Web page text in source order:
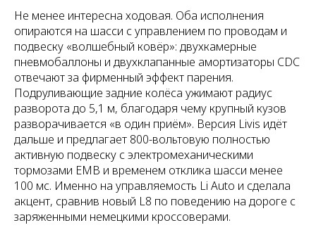
Не менее интересна ходовая. Оба исполнения
опираются на шасси с управлением по проводам и
подвеску «волшебный ковёр»: двухкамерные
пневмобаллоны и двухклапанные амортизаторы CDC
отвечают за фирменный эффект парения.
Подруливающие задние колёса ужимают радиус
разворота до 5,1 м, благодаря чему крупный кузов
разворачивается «в один приём». Версия Livis идёт
дальше и предлагает 800-вольтовую полностью
активную подвеску с электромеханическими
тормозами EMB и временем отклика шасси менее
100 мс. Именно на управляемость Li Auto и сделала
акцент, сравнив новый L8 по поведению на дороге с
заряженными немецкими кроссоверами.